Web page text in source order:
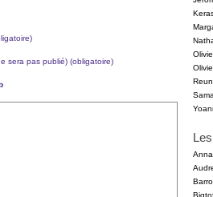
sera pas publié) (obligatoire)